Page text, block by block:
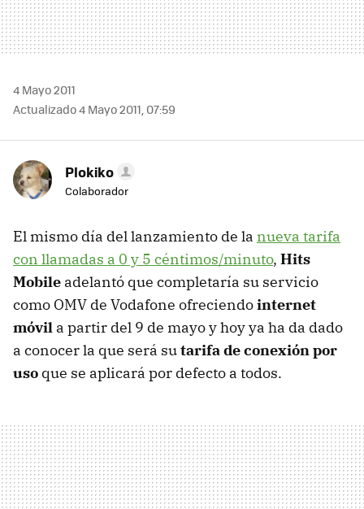
4 Mayo 2011
Actualizado 4 Mayo 2011, 07:59
Plokiko
Colaborador
El mismo día del lanzamiento de la nueva tarifa
con llamadas a 0 y 5 céntimos/minuto, Hits
Mobile adelantó que completaría su servicio
como OMV de Vodafone ofreciendointernet
móvil a partir del 9 de mayo y hoy ya ha da dado
a conocer la que será sutarifa de conexión por
uso que se aplicará por defecto a todos.